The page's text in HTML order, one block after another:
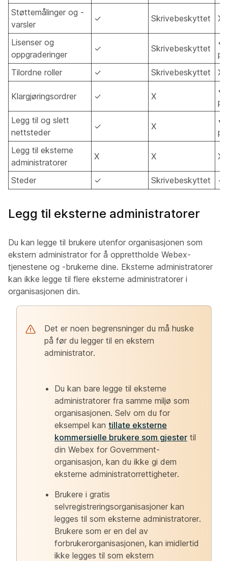
Støttemålinger og -
varsler
✓ Skrivebeskyttet X
Lisenser og
oppgraderinger
✓ Skrivebeskyttet
✔
Tilordne roller
✓ Skrivebeskyttet X
Klargjøringsordrer ✓ X
✔
Legg til og slett
nettsteder
✓ X
✔
Legg til eksterne
administratorer
X X X
Steder ✓ Skrivebeskyttet ✓
Legg til eksterne administratorer
Du kan legge til brukere utenfor organisasjonen som
ekstern administrator for å opprettholde Webex-
tjenestene og -brukerne dine. Eksterne administratorer
kan ikke legge til flere eksterne administratorer i
organisasjonen din.
Det er noen begrensninger du må huske
på før du legger til en ekstern
administrator.
Du kan bare legge til eksterne
administratorer fra samme miljø som
organisasjonen. Selv om du for
eksempel kan tillate eksterne
kommersielle brukere som gjester til
din Webex for Government-
organisasjon, kan du ikke gi dem
eksterne administratorrettigheter.
Brukere i gratis
selvregistreringsorganisasjoner kan
legges til som eksterne administratorer.
Brukere som er en del av
forbrukerorganisasjonen, kan imidlertid
ikke legges til som ekstern